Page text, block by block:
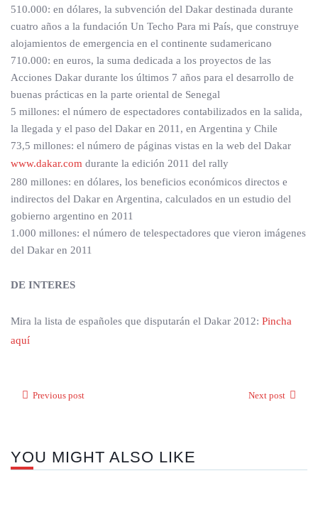
510.000: en dólares, la subvención del Dakar destinada durante
cuatro años a la fundación Un Techo Para mi País, que construye
alojamientos de emergencia en el continente sudamericano
710.000: en euros, la suma dedicada a los proyectos de las
Acciones Dakar durante los últimos 7 años para el desarrollo de
buenas prácticas en la parte oriental de Senegal
5 millones: el número de espectadores contabilizados en la salida,
la llegada y el paso del Dakar en 2011, en Argentina y Chile
73,5 millones: el número de páginas vistas en la web del Dakar
www.dakar.com durante la edición 2011 del rally
280 millones: en dólares, los beneficios económicos directos e
indirectos del Dakar en Argentina, calculados en un estudio del
gobierno argentino en 2011
1.000 millones: el número de telespectadores que vieron imágenes
del Dakar en 2011
DE INTERES
Mira la lista de españoles que disputarán el Dakar 2012: Pincha
aquí
Previous post Next post
YOU MIGHT ALSO LIKE